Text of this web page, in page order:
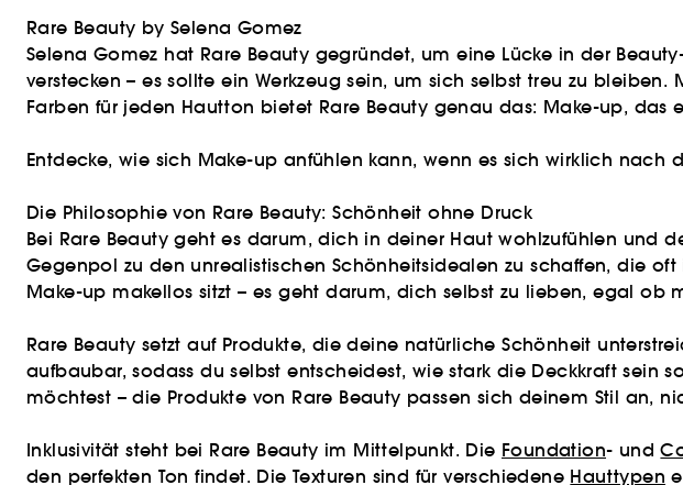
Rare Beauty by Selena Gomez
Selena Gomez hat Rare Beauty gegründet, um eine Lücke in der
verstecken – es sollte ein Werkzeug sein, um sich selbst treu zu
Farben für jeden Hautton bietet Rare Beauty genau das: Make-up,
Entdecke, wie sich Make-up anfühlen kann, wenn es sich wirklich nach
Die Philosophie von Rare Beauty: Schönheit ohne Druck
Bei Rare Beauty geht es darum, dich in deiner Haut wohlzufühlen und
Gegenpol zu den unrealistischen Schönheitsidealen zu schaffen, die
Make-up makellos sitzt – es geht darum, dich selbst zu lieben, egal ob
Rare Beauty setzt auf Produkte, die deine natürliche Schönheit
aufbaubar, sodass du selbst entscheidest, wie stark die Deckkraft
möchtest – die Produkte von Rare Beauty passen sich deinem Stil an,
Inklusivität steht bei Rare Beauty im Mittelpunkt. Die Foundation- und
den perfekten Ton findet. Die Texturen sind für verschiedene Hauttypen